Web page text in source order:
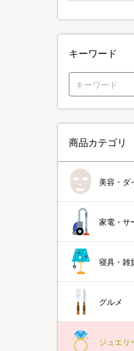
キーワード
商品カテゴリ
美容・ダ
家電・サ
寝具・雑
グルメ
ジュエリ